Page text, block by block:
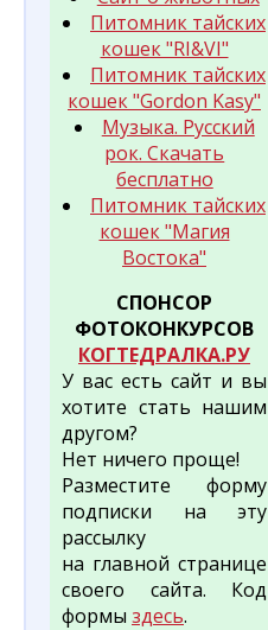
Питомник тайских
кошек "RI&VI"
Питомник тайских
кошек "Gordon Kasy"
Музыка. Русский
рок. Скачать
бесплатно
Питомник тайских
кошек "Магия
Востока"
СПОНСОР
ФОТОКОНКУРСОВ
КОГТЕДРАЛКА.РУ
У вас есть сайт и вы
хотите стать нашим
другом?
Нет ничего проще!
Разместите форму
подписки на эту
рассылку
на главной странице
своего сайта. Код
формы здесь.